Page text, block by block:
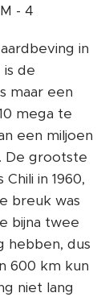
- 4
in
de
maar een
mega te
een miljoen
De grootste
in 1960,
breuk was
bijna twee
hebben, dus
600 km kun
niet lang